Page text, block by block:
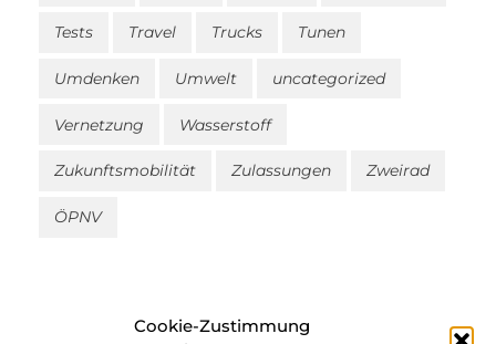
Cookie-Zustimmung
Tests Travel Trucks Tunen
Umdenken Umwelt uncategorized
Vernetzung Wasserstoff
Zukunftsmobilität Zulassungen Zweirad
ÖPNV